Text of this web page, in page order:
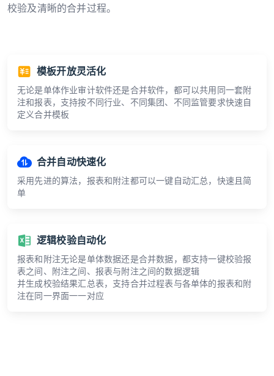
校验及清晰的合并过程。
模板开放灵活化
无论是单体作业审计软件还是合并软件，都可以共用同一套附
注和报表，支持按不同行业、不同集团、不同监管要求快速自
定义合并模板
合并自动快速化
采用先进的算法，报表和附注都可以一键自动汇总，快速且简
单
逻辑校验自动化
报表和附注无论是单体数据还是合并数据，都支持一键校验报
表之间、附注之间、报表与附注之间的数据逻辑
并生成校验结果汇总表，支持合并过程表与各单体的报表和附
注在同一界面一一对应